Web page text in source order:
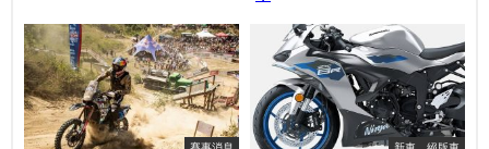
賽事消息 新車．絕版車